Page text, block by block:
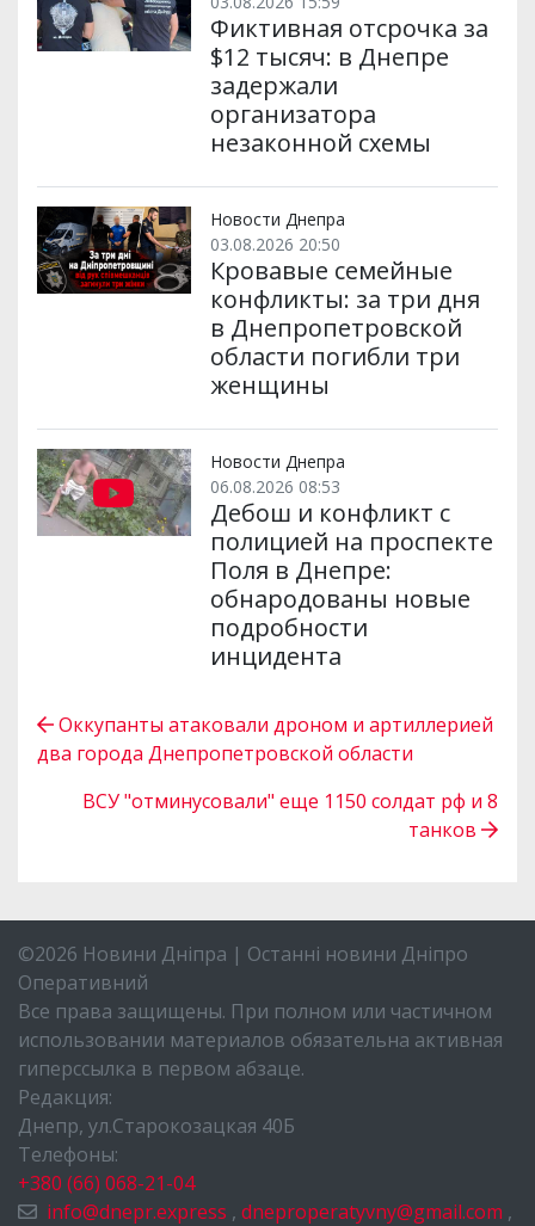
Фиктивная отсрочка за
$12 тысяч: в Днепре
задержали
организатора
незаконной схемы
Новости Днепра
03.08.2026 20:50
Кровавые семейные
конфликты: за три дня
в Днепропетровской
области погибли три
женщины
Новости Днепра
06.08.2026 08:53
Дебош и конфликт с
полицией на проспекте
Поля в Днепре:
обнародованы новые
подробности
инцидента
Оккупанты атаковали дроном и артиллерией
два города Днепропетровской области
ВСУ "отминусовали" еще 1150 солдат рф и 8
танков
©2026 Новини Дніпра | Останні новини Дніпро
Оперативний
Все права защищены. При полном или частичном
использовании материалов обязательна активная
гиперссылка в первом абзаце.
Редакция:
Днепр, ул.Старокозацкая 40Б
Телефоны:
+380 (66) 068-21-04
info@dnepr.express , dneproperatyvny@gmail.com ,